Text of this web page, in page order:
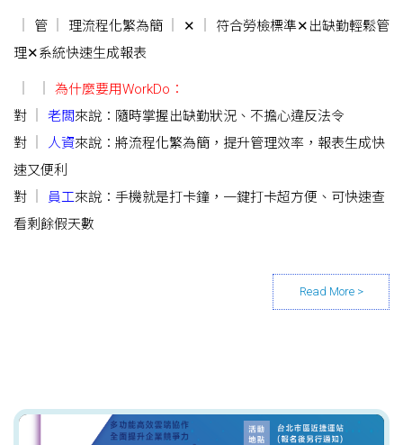
管 理流程化繁為簡 ✕
符合勞檢標準✕出缺勤輕鬆管
理✕系統快速生成報表
為什麼要用WorkDo：
對
老闆來說：隨時掌握出缺勤狀況、不擔心違反法令
對
人資來說：將流程化繁為簡，提升管理效率，報表生成快
速又便利
對
員工來說：手機就是打卡鐘，一鍵打卡超方便、可快速查
看剩餘假天數